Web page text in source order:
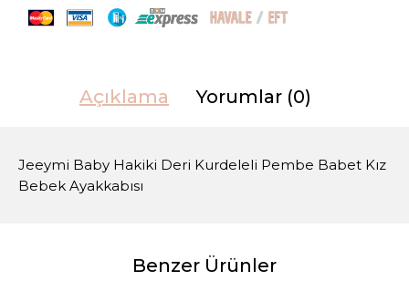
Açıklama Yorumlar (0)
Jeeymi Baby Hakiki Deri Kurdeleli Pembe Babet Kız
Bebek Ayakkabısı
Benzer Ürünler